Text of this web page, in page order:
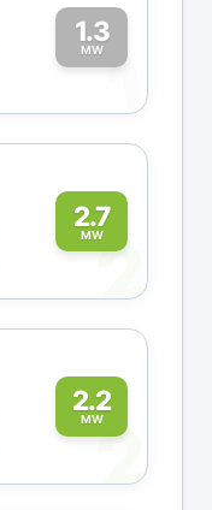
1.3
MW1
2.7
MW2
2.2
MW2